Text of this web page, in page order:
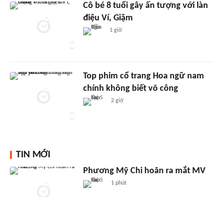
Cô bé 8 tuổi gây ấn tượng với làn
điệu Ví, Giặm
1 giờ
Top phim cổ trang Hoa ngữ nam
chính không biết võ công
2 giờ
TIN MỚI
Phương Mỹ Chi hoãn ra mắt MV
1 phút